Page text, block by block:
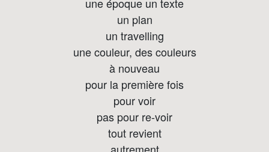
un plan
un travelling
une couleur, des couleurs
à nouveau
pour la première fois
pour voir
pas pour re-voir
tout revient